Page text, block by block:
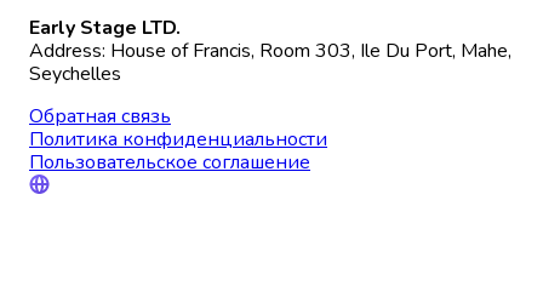
Early Stage LTD.
Address: House of Francis, Room 303, Ile Du Port, Mahe,
Seychelles
Обратная связь
Политика конфиденциальности
Пользовательское соглашение